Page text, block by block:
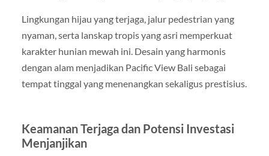
Lingkungan hijau yang terjaga, jalur pedestrian yang
nyaman, serta lanskap tropis yang asri memperkuat
karakter hunian mewah ini. Desain yang harmonis
dengan alam menjadikan Pacific View Bali sebagai
tempat tinggal yang menenangkan sekaligus prestisius.
Keamanan Terjaga dan Potensi Investasi
Menjanjikan